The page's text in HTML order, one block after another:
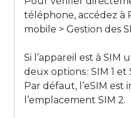
téléphone, accédez à
mobile > Gestion des
Si l’appareil est à SIM
deux options : SIM 1 et
Par défaut, l’eSIM est
l’emplacement SIM 2.